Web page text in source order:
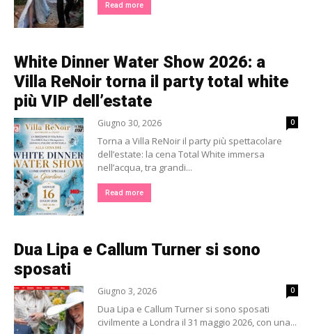
Read more
White Dinner Water Show 2026: a
Villa ReNoir torna il party total white
più VIP dell’estate
Giugno 30, 2026 0
Torna a Villa ReNoir il party più spettacolare
dell’estate: la cena Total White immersa
nell’acqua, tra grandi...
Read more
Dua Lipa e Callum Turner si sono
sposati
Giugno 3, 2026 0
Dua Lipa e Callum Turner si sono sposati
civilmente a Londra il 31 maggio 2026, con una...